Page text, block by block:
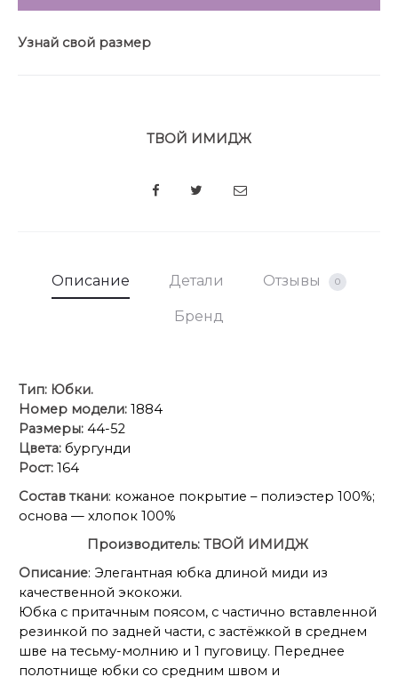
Узнай свой размер
ТВОЙ ИМИДЖ
SHARE
Описание Детали Отзывы 0
Бренд
Тип: Юбки.
Номер модели: 1884
Размеры: 44-52
Цвета: бургунди
Рост: 164
Состав ткани: кожаное покрытие – полиэстер 100%;
основа — хлопок 100%
Производитель: ТВОЙ ИМИДЖ
Описание: Элегантная юбка длиной миди из
качественной экокожи.
Юбка с притачным поясом, с частично вставленной
резинкой по задней части, с застёжкой в среднем
шве на тесьму-молнию и 1 пуговицу. Переднее
полотнище юбки со средним швом и